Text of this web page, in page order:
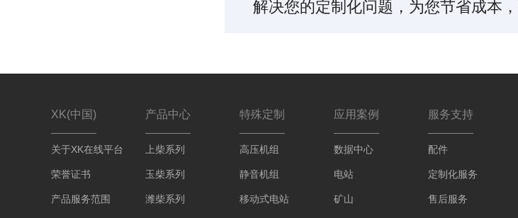
解决您的定制化问题，为您节省成本
XK(中国)
关于XK在线平台
荣誉证书
产品服务范围
产品中心
上柴系列
玉柴系列
潍柴系列
特殊定制
高压机组
静音机组
移动式电站
应用案例
数据中心
电站
矿山
服务支持
配件
定制化服务
售后服务